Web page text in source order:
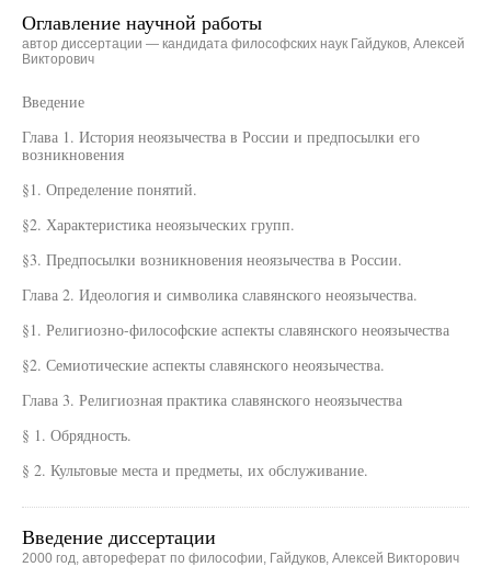
Оглавление научной работы
автор диссертации — кандидата философских наук Гайдуков, Алексей
Викторович
Введение
Глава 1. История неоязычества в России и предпосылки его
возникновения
§1. Определение понятий.
§2. Характеристика неоязыческих групп.
§3. Предпосылки возникновения неоязычества в России.
Глава 2. Идеология и символика славянского неоязычества.
§1. Религиозно-философские аспекты славянского неоязычества
§2. Семиотические аспекты славянского неоязычества.
Глава 3. Религиозная практика славянского неоязычества
§ 1. Обрядность.
§ 2. Культовые места и предметы, их обслуживание.
Введение диссертации
2000 год, автореферат по философии, Гайдуков, Алексей Викторович